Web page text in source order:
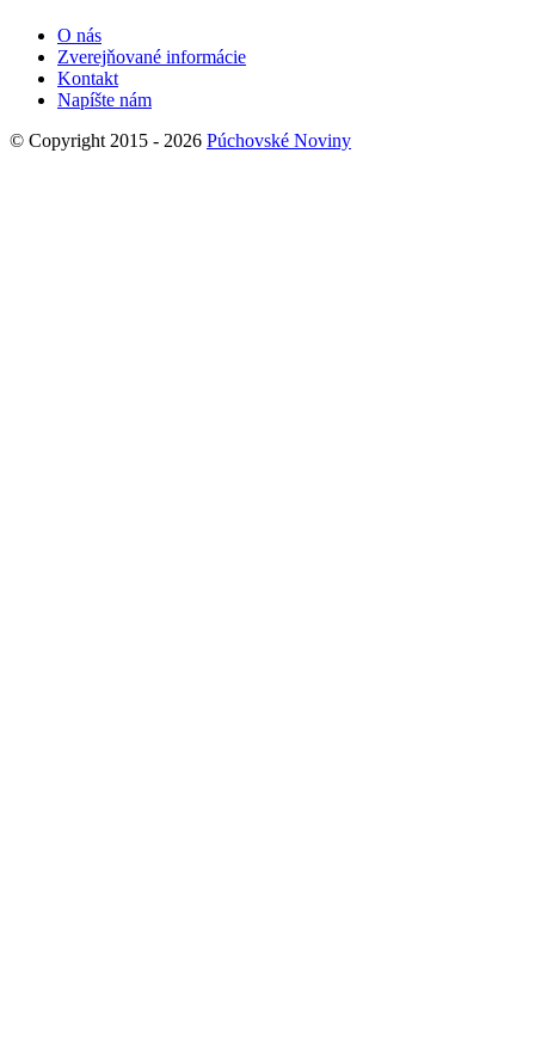
O nás
Zverejňované informácie
Kontakt
Napíšte nám
© Copyright 2015 - 2026 Púchovské Noviny